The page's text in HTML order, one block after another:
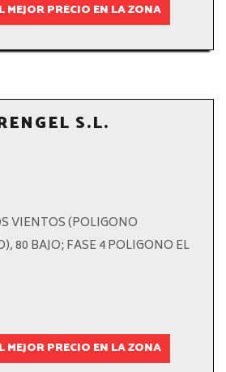
MEJOR PRECIO EN LA ZONA
S.L.
VIENTOS (POLIGONO
80 BAJO; FASE 4 POLIGONO EL
MEJOR PRECIO EN LA ZONA